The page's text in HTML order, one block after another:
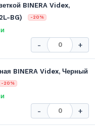
BINERA Videx,
BG)
-20%
- +
BINERA Videx, Черный
-20%
- +